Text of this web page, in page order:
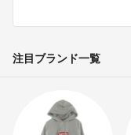
注目ブランド一覧